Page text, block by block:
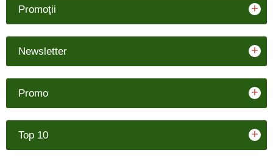
Promoţii +
Newsletter +
Promo +
Top 10 +